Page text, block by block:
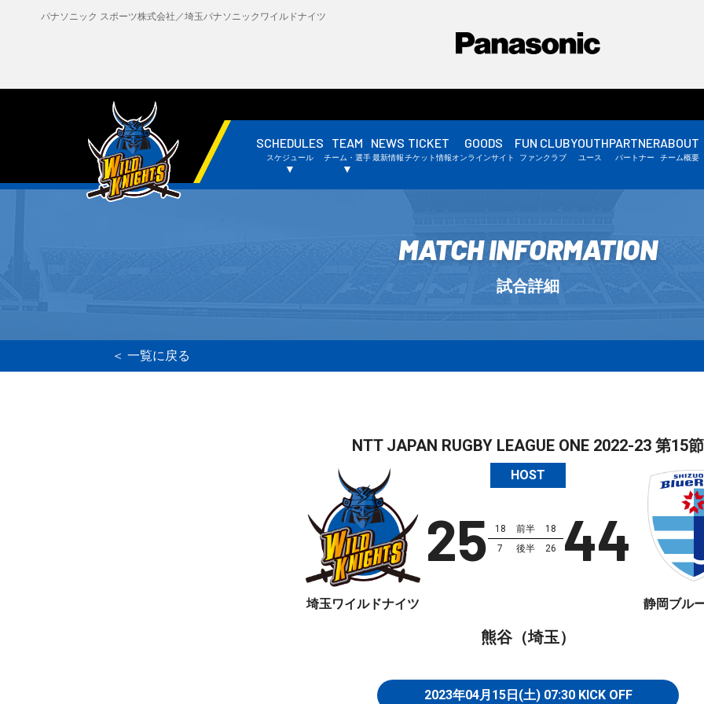
パナソニック スポーツ株式会社／埼玉パナソニックワイルドナイツ
SCHEDULES
スケジュール
▼
TEAM
チーム・選手
▼
NEWS
最新情報
TICKET
チケット情報
GOODS
オンラインサイト
FUN CLUB
ファンクラブ
YOUTH
ユース
PARTNER
パートナー
ABOUT
チーム概要
・試合日程・結果
・チームスケジュール
・選手情報
・スタッフ情報
MATCH INFORMATION
試合詳細
＜ 一覧に戻る
NTT JAPAN RUGBY LEAGUE ONE 2022-23 第15節
HOST
埼玉ワイルドナイツ
25 18 前半
18
7
後半 26 44
静岡ブル
熊谷（埼玉）
2023年04月15日(土) 07:30KICK OFF